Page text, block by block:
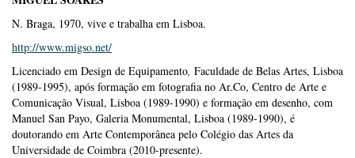
N. Braga, 1970, vive e trabalha em Lisboa.
http://www.migso.net/
Licenciado em Design de Equipamento, Faculdade de Belas Artes, Lisboa
(1989-1995), após formação em fotografia no Ar.Co, Centro de Arte e
Comunicação Visual, Lisboa (1989-1990) e formação em desenho, com
Manuel San Payo, Galeria Monumental, Lisboa (1989-1990), é
doutorando em Arte Contemporânea pelo Colégio das Artes da
Universidade de Coimbra (2010-presente).